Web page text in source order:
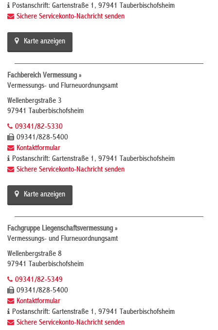
Postanschrift: Gartenstraße 1, 97941 Tauberbischofsheim
Sichere Servicekonto-Nachricht senden
Karte anzeigen
Fachbereich Vermessung »
Vermessungs- und Flurneuordnungsamt
Wellenbergstraße 3
97941 Tauberbischofsheim
09341/82-5330
09341/828-5400
Kontaktformular
Postanschrift: Gartenstraße 1, 97941 Tauberbischofsheim
Sichere Servicekonto-Nachricht senden
Karte anzeigen
Fachgruppe Liegenschaftsvermessung »
Vermessungs- und Flurneuordnungsamt
Wellenbergstraße 8
97941 Tauberbischofsheim
09341/82-5349
09341/828-5400
Kontaktformular
Postanschrift: Gartenstraße 1, 97941 Tauberbischofsheim
Sichere Servicekonto-Nachricht senden